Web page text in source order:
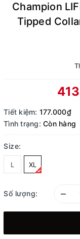
Champion
Tipped
Tiết kiệm: 177.000₫
Tình trạng: Còn hàng
Size:
L XL
Số lượng: –